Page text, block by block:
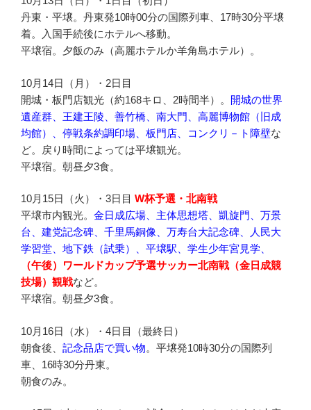
丹東・平壌。丹東発10時00分の国際列車、17時30分平壌
着。入国手続後にホテルへ移動。
平壌宿。夕飯のみ（高麗ホテルか羊角島ホテル）。
10月14日（月）・2日目
開城・板門店観光（約168キロ、2時間半）。 開城の世界
遺産群、王建王陵、善竹橋、南大門、高麗博物館（旧成
均館）、停戦条約調印場、板門店、コンクリ－ト障壁な
ど。戻り時間によっては平壌観光。
平壌宿。朝昼夕3食。
10月15日（火）・3日目 W杯予選・北南戦
平壌市内観光。 金日成広場、主体思想塔、凱旋門、万景
台、建党記念碑、千里馬銅像、万寿台大記念碑、人民大
学習堂、地下鉄（試乗）、平壌駅、学生少年宮見学、
（午後）ワールドカップ予選サッカー北南戦（金日成競
技場）観戦など。
平壌宿。朝昼夕3食。
10月16日（水）・4日目（最終日）
朝食後、 記念品店で買い物。平壌発10時30分の国際列
車、16時30分丹東。
朝食のみ。